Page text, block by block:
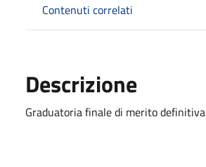
Contenuti correlati
Descrizione
Graduatoria finale di merito definitiva